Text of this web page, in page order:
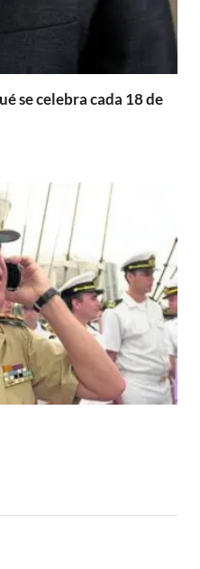
se celebra cada 18 de